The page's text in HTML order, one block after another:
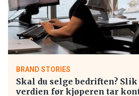
BRAND STORIES
Skal du selge bedriften?
verdien før kjøperen tar